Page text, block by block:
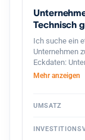
Technisch
KMU
Ich suche ein
Unternehmen
Eckdaten:
Umsatz: etwa
stabiler,
ersetzenden
Mehr anzeigen
UMSATZ